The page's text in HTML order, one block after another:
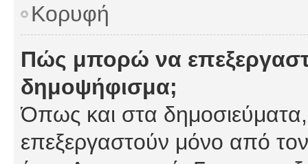
Κορυφή
Πώς μπορώ να
δημοψήφισμα;
Όπως και στα
επεξεργαστούν μόνο από